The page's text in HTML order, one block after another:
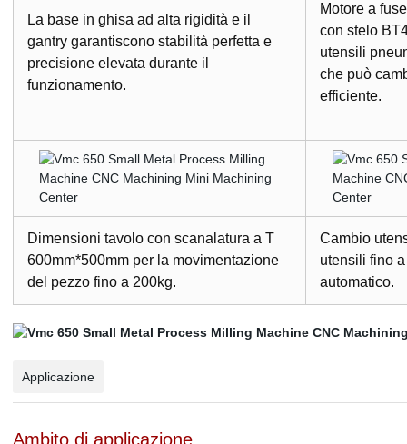
La base in ghisa ad alta rigidità e il
gantry garantiscono stabilità perfetta e
precisione elevata durante il
funzionamento.
Motore a
con stelo
utensili
che può
efficiente.
Dimensioni tavolo con scanalatura a T
600mm*500mm per la movimentazione
del pezzo fino a 200kg.
Cambio
utensili fino
automatico.
Applicazione
Ambito di applicazione